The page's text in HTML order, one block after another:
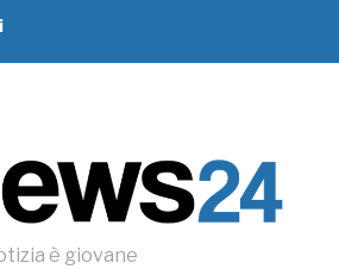
è giovane